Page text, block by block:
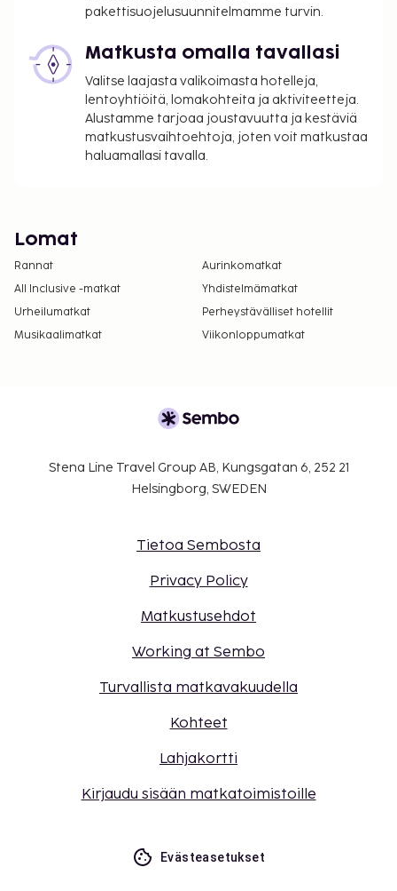
pakettisuojelusuunnitelmamme turvin.
Matkusta omalla tavallasi
Valitse laajasta valikoimasta hotelleja,
lentoyhtiöitä, lomakohteita ja aktiviteetteja.
Alustamme tarjoaa joustavuutta ja kestäviä
matkustusvaihtoehtoja, joten voit matkustaa
haluamallasi tavalla.
Lomat
Rannat
Aurinkomatkat
All Inclusive -matkat
Yhdistelmämatkat
Urheilumatkat
Perheystävälliset hotellit
Musikaalimatkat
Viikonloppumatkat
Stena Line Travel Group AB, Kungsgatan 6, 252 21
Helsingborg, SWEDEN
Tietoa Sembosta
Privacy Policy
Matkustusehdot
Working at Sembo
Turvallista matkavakuudella
Kohteet
Lahjakortti
Kirjaudu sisään matkatoimistoille
Evästeasetukset